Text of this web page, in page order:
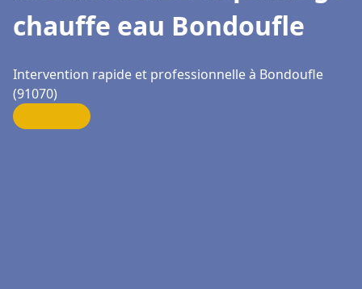
chauffe eau Bondoufle
Intervention rapide et professionnelle à Bondoufle
(91070)